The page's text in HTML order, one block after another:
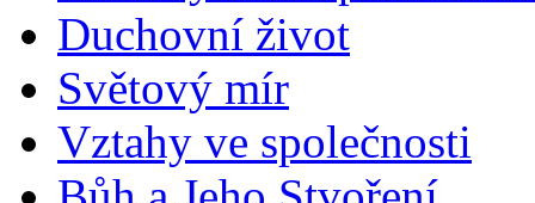
Duchovní život
Světový mír
Vztahy ve společnosti